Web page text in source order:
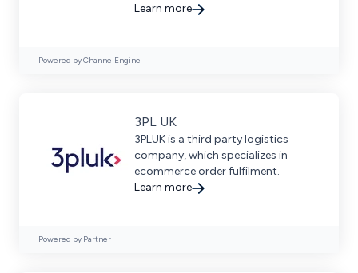
System aus.
Learn more
Powered by ChannelEngine
3PL UK
3PLUK is a third party logistics
company, which specializes in
ecommerce order fulfilment.
Learn more
Powered by Partner